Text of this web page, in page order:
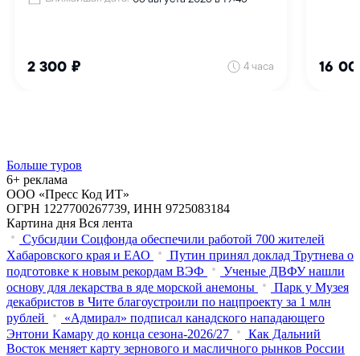
Больше туров
6+ реклама
ООО «Пресс Код ИТ»
ОГРН 1227700267739, ИНН 9725083184
Картина дня Вся лента
Субсидии Соцфонда обеспечили работой 700 жителей
Хабаровского края и ЕАО
Путин принял доклад Трутнева о
подготовке к новым рекордам ВЭФ
Ученые ДВФУ нашли
основу для лекарства в яде морской анемоны
Парк у Музея
декабристов в Чите благоустроили по нацпроекту за 1 млн
рублей
«Адмирал» подписал канадского нападающего
Энтони Камару до конца сезона-2026/27
Как Дальний
Восток меняет карту зернового и масличного рынков России